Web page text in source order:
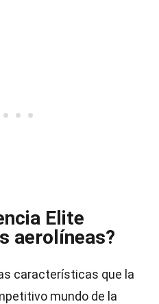
Elite
aerolíneas?
características que la
mundo de la